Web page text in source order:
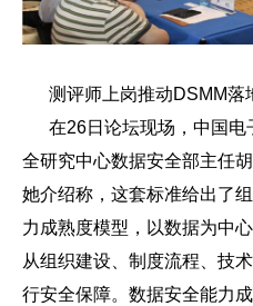
测评师上岗推动DSMM落
在26日论坛现场，中国电
全研究中心数据安全部主任
她介绍称，这套标准给出了
力成熟度模型，以数据为中
从组织建设、制度流程、技
行安全保障。数据安全能力